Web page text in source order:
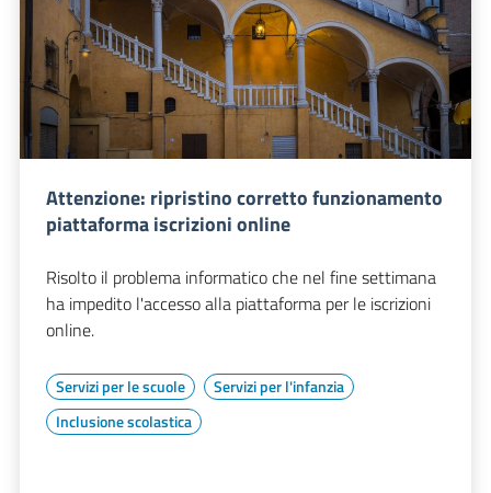
Attenzione: ripristino corretto funzionamento
piattaforma iscrizioni online
Risolto il problema informatico che nel fine settimana
ha impedito l'accesso alla piattaforma per le iscrizioni
online.
Servizi per le scuole
Servizi per l'infanzia
Inclusione scolastica